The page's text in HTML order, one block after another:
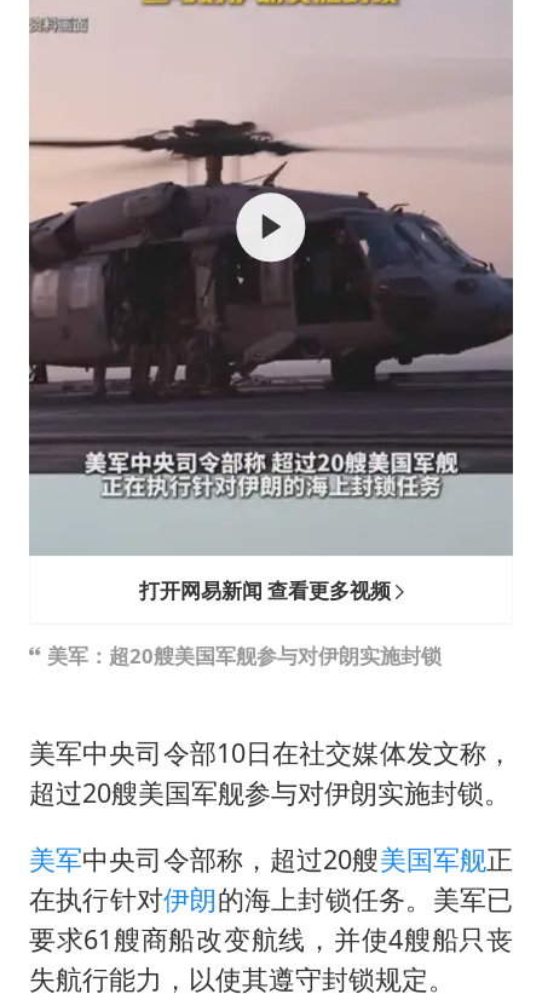
总书记关心百姓身边这些民生大事
打开网易新闻 查看更多视频
美军：超20艘美国军舰参与对伊朗实施封锁
美军中央司令部10日在社交媒体发文称，
超过20艘美国军舰参与对伊朗实施封锁。
美军中央司令部称，超过20艘美国军舰正
在执行针对伊朗的海上封锁任务。美军已
要求61艘商船改变航线，并使4艘船只丧
失航行能力，以使其遵守封锁规定。